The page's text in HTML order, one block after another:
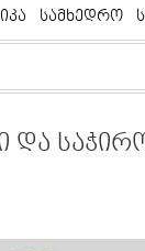
სამხედრო